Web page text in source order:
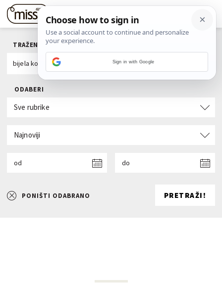
TRAŽENI POJAM
ODABERI
Sve rubrike
Najnoviji
od do
PONIŠTI ODABRANO PRETRAŽI!
Sign in with Google